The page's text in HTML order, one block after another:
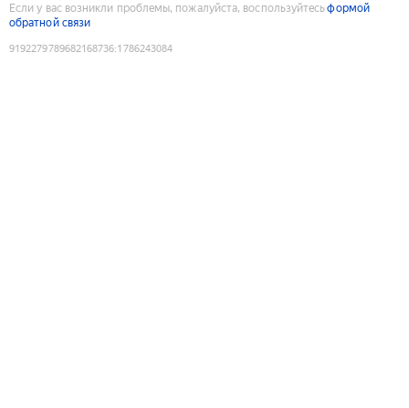
Если у вас возникли проблемы, пожалуйста, воспользуйтесьформой
обратной связи
9192279789682168736:1786243084